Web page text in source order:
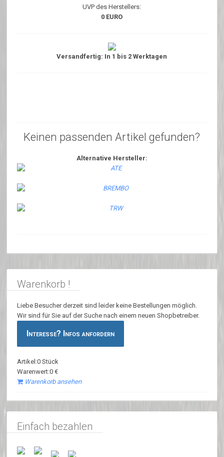
UVP des Herstellers:
0 EURO
Versandfertig: In 1 bis 2 Werktagen
Keinen passenden Artikel gefunden?
Alternative Hersteller:
Warenkorb !
Liebe Besucher derzeit sind leider keine Bestellungen möglich.
Wir sind für Sie auf der Suche nach einem neuen Shopbetreiber.
Interesse? Infos anfordern
Artikel:0 Stück
Warenwert:0 €
Warenkorb ansehen
Einfach bezahlen